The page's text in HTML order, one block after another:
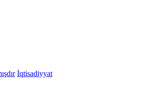
İqtisadiyyat